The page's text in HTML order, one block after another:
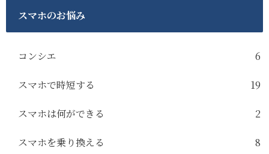
スマホのお悩み
コンシエ 6
スマホで時短する 19
スマホは何ができる 2
スマホを乗り換える 8